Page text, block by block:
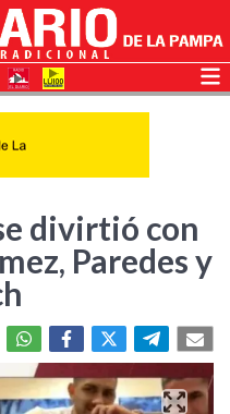
divirtió con
Paredes y